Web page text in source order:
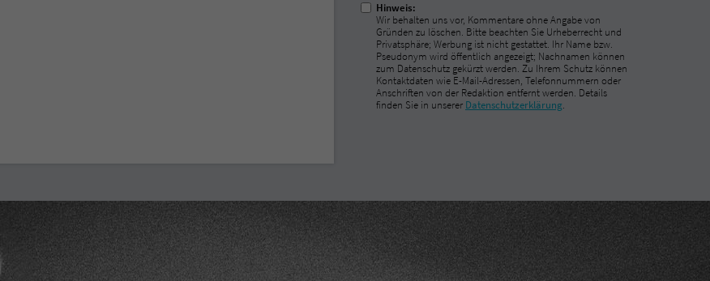
Hinweis:
Wir behalten uns vor, Kommentare ohne Angabe von
Gründen zu löschen. Bitte beachten Sie Urheberrecht und
Privatsphäre; Werbung ist nicht gestattet. Ihr Name bzw.
Pseudonym wird öffentlich angezeigt; Nachnamen können
zum Datenschutz gekürzt werden. Zu Ihrem Schutz können
Kontaktdaten wie E-Mail-Adressen, Telefonnummern oder
Anschriften von der Redaktion entfernt werden. Details
finden Sie in unserer Datenschutzerklärung.